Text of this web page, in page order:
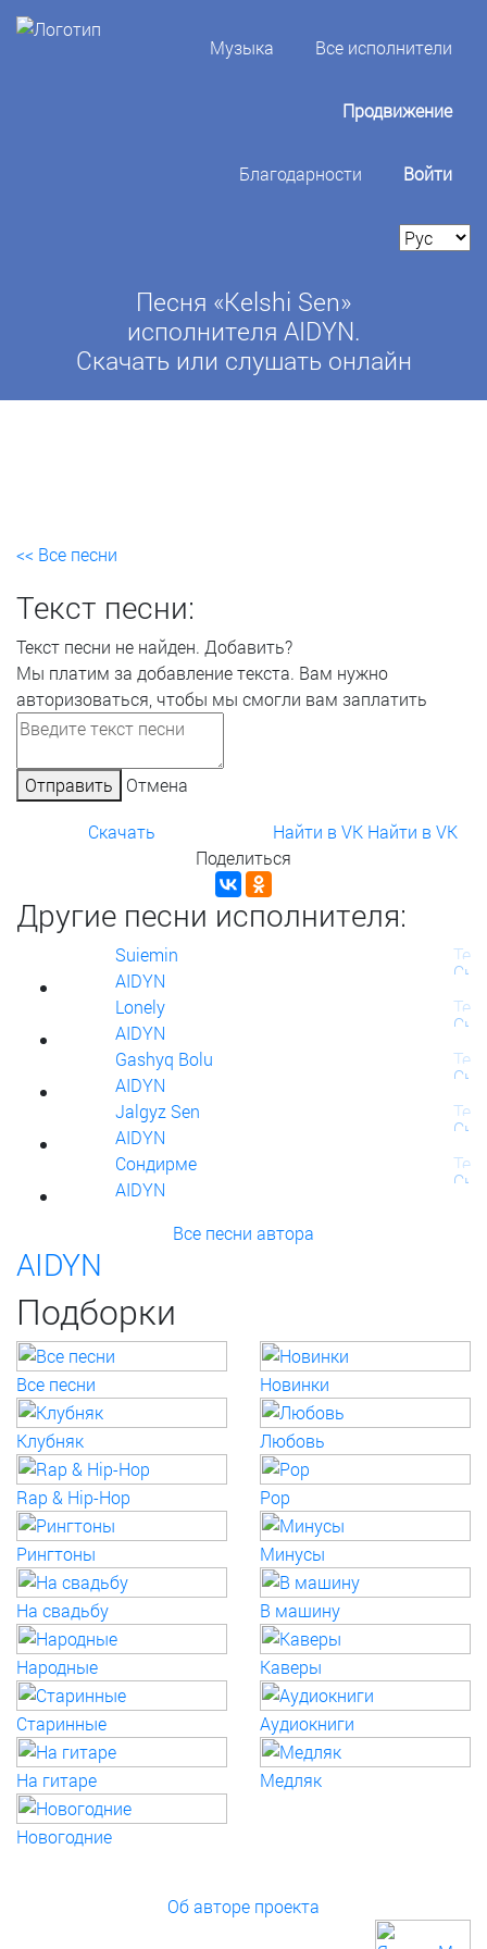
Музыка Все исполнители
Продвижение
Благодарности Войти
Песня «Kelshi Sen»
исполнителя AIDYN.
Скачать или слушать онлайн
<< Все песни
Текст песни:
Текст песни не найден. Добавить?
Мы платим за добавление текста. Вам нужно
авторизоваться, чтобы мы смогли вам заплатить
Отправить Отмена
Скачать Найти в VK Найти в VK
Поделиться
Другие песни исполнителя:
Suiemin
AIDYN
Lonely
AIDYN
Gashyq Bolu
AIDYN
Jalgyz Sen
AIDYN
Сондирме
AIDYN
Все песни автора
AIDYN
Подборки
Все песни Новинки
Клубняк Любовь
Rap & Hip-Hop Pop
Рингтоны Минусы
На свадьбу В машину
Народные Каверы
Старинные Аудиокниги
На гитаре Медляк
Новогодние
Об авторе проекта